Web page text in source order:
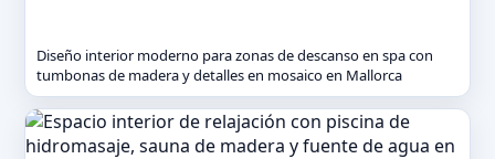
Diseño interior moderno para zonas de descanso en spa con
tumbonas de madera y detalles en mosaico en Mallorca